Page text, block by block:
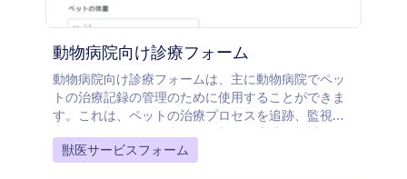
動物病院向け診療フォーム
動物病院向け診療フォームは、主に動物病院でペッ
トの治療記録の管理のために使用することができま
す。これは、ペットの治療プロセスを追跡、監視
し、ペットのために必要な追加の治療法を検討する
ために役立ちます。このフォームは、ペットの飼い
Go to Category:
獣医サービスフォーム